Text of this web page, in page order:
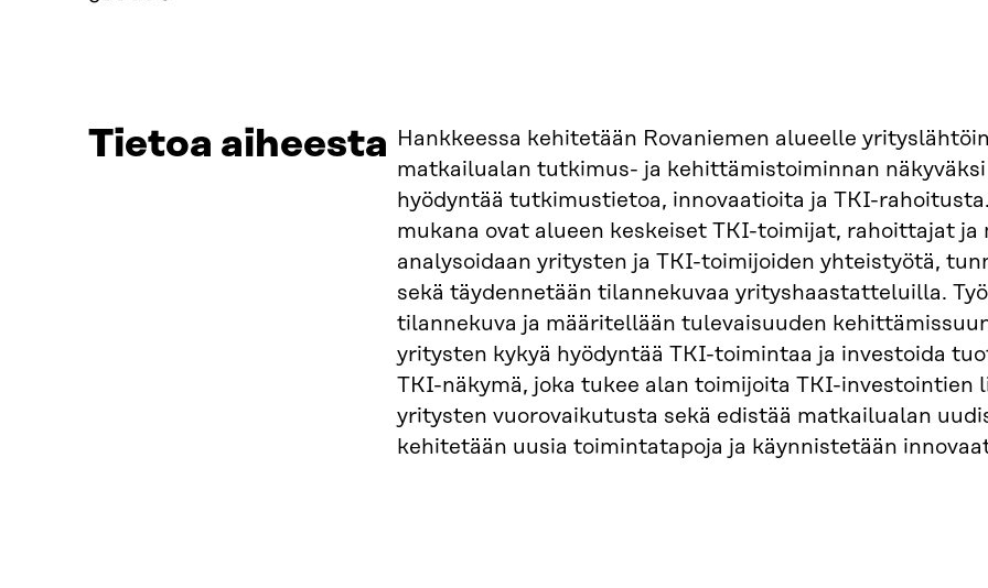
Tietoa aiheesta
Hankkeessa kehitetään Rovaniemen alueelle
matkailualan tutkimus- ja kehittämistoiminnan
hyödyntää tutkimustietoa, innovaatioita ja TKI-
mukana ovat alueen keskeiset TKI-toimijat, rahoittajat
analysoidaan yritysten ja TKI-toimijoiden yhteistyötä,
sekä täydennetään tilannekuvaa yrityshaastatteluilla.
tilannekuva ja määritellään tulevaisuuden
yritysten kykyä hyödyntää TKI-toimintaa ja investoida
TKI-näkymä, joka tukee alan toimijoita TKI-investointien
yritysten vuorovaikutusta sekä edistää matkailualan
kehitetään uusia toimintatapoja ja käynnistetään